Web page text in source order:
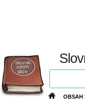
OBSAH